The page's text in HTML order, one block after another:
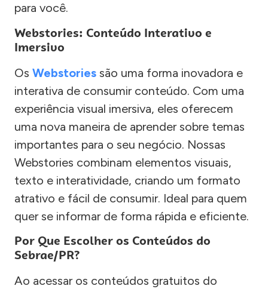
para você.
Webstories: Conteúdo Interativo e
Imersivo
Os Webstories são uma forma inovadora e
interativa de consumir conteúdo. Com uma
experiência visual imersiva, eles oferecem
uma nova maneira de aprender sobre temas
importantes para o seu negócio. Nossas
Webstories combinam elementos visuais,
texto e interatividade, criando um formato
atrativo e fácil de consumir. Ideal para quem
quer se informar de forma rápida e eficiente.
Por Que Escolher os Conteúdos do
Sebrae/PR?
Ao acessar os conteúdos gratuitos do